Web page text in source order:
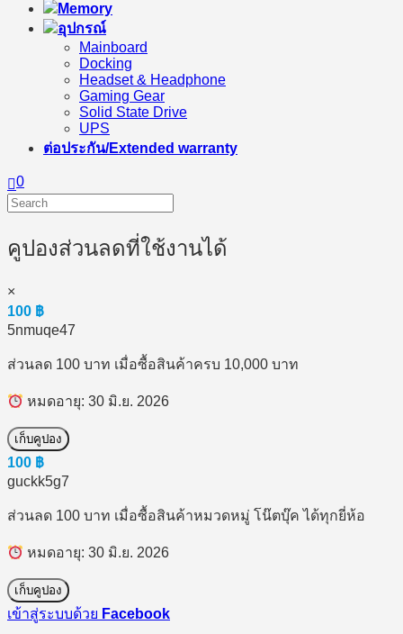
Memory
อุปกรณ์
Mainboard
Docking
Headset & Headphone
Gaming Gear
Solid State Drive
UPS
ต่อประกัน/Extended warranty
0
คูปองส่วนลดที่ใช้งานได้
×
100 ฿
5nmuqe47
ส่วนลด 100 บาท เมื่อซื้อสินค้าครบ 10,000 บาท
หมดอายุ: 30 มิ.ย. 2026
เก็บคูปอง
100 ฿
guckk5g7
ส่วนลด 100 บาท เมื่อซื้อสินค้าหมวดหมู่ โน๊ตบุ๊ค ได้ทุกยี่ห้อ
หมดอายุ: 30 มิ.ย. 2026
เก็บคูปอง
เข้าสู่ระบบด้วย Facebook